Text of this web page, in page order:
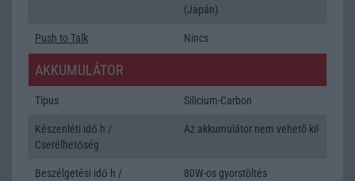
(Japán)
Push to Talk Nincs
AKKUMULÁTOR
Típus Silicium-Carbon
Készenléti idő h /
Cserélhetőség
Az akkumulátor nem vehetõ ki!
Beszélgetési idő h /
80W-os gyorstöltés